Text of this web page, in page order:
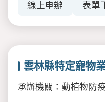
線上申辦 表單
雲林縣特定寵物
承辦機關：動植物防